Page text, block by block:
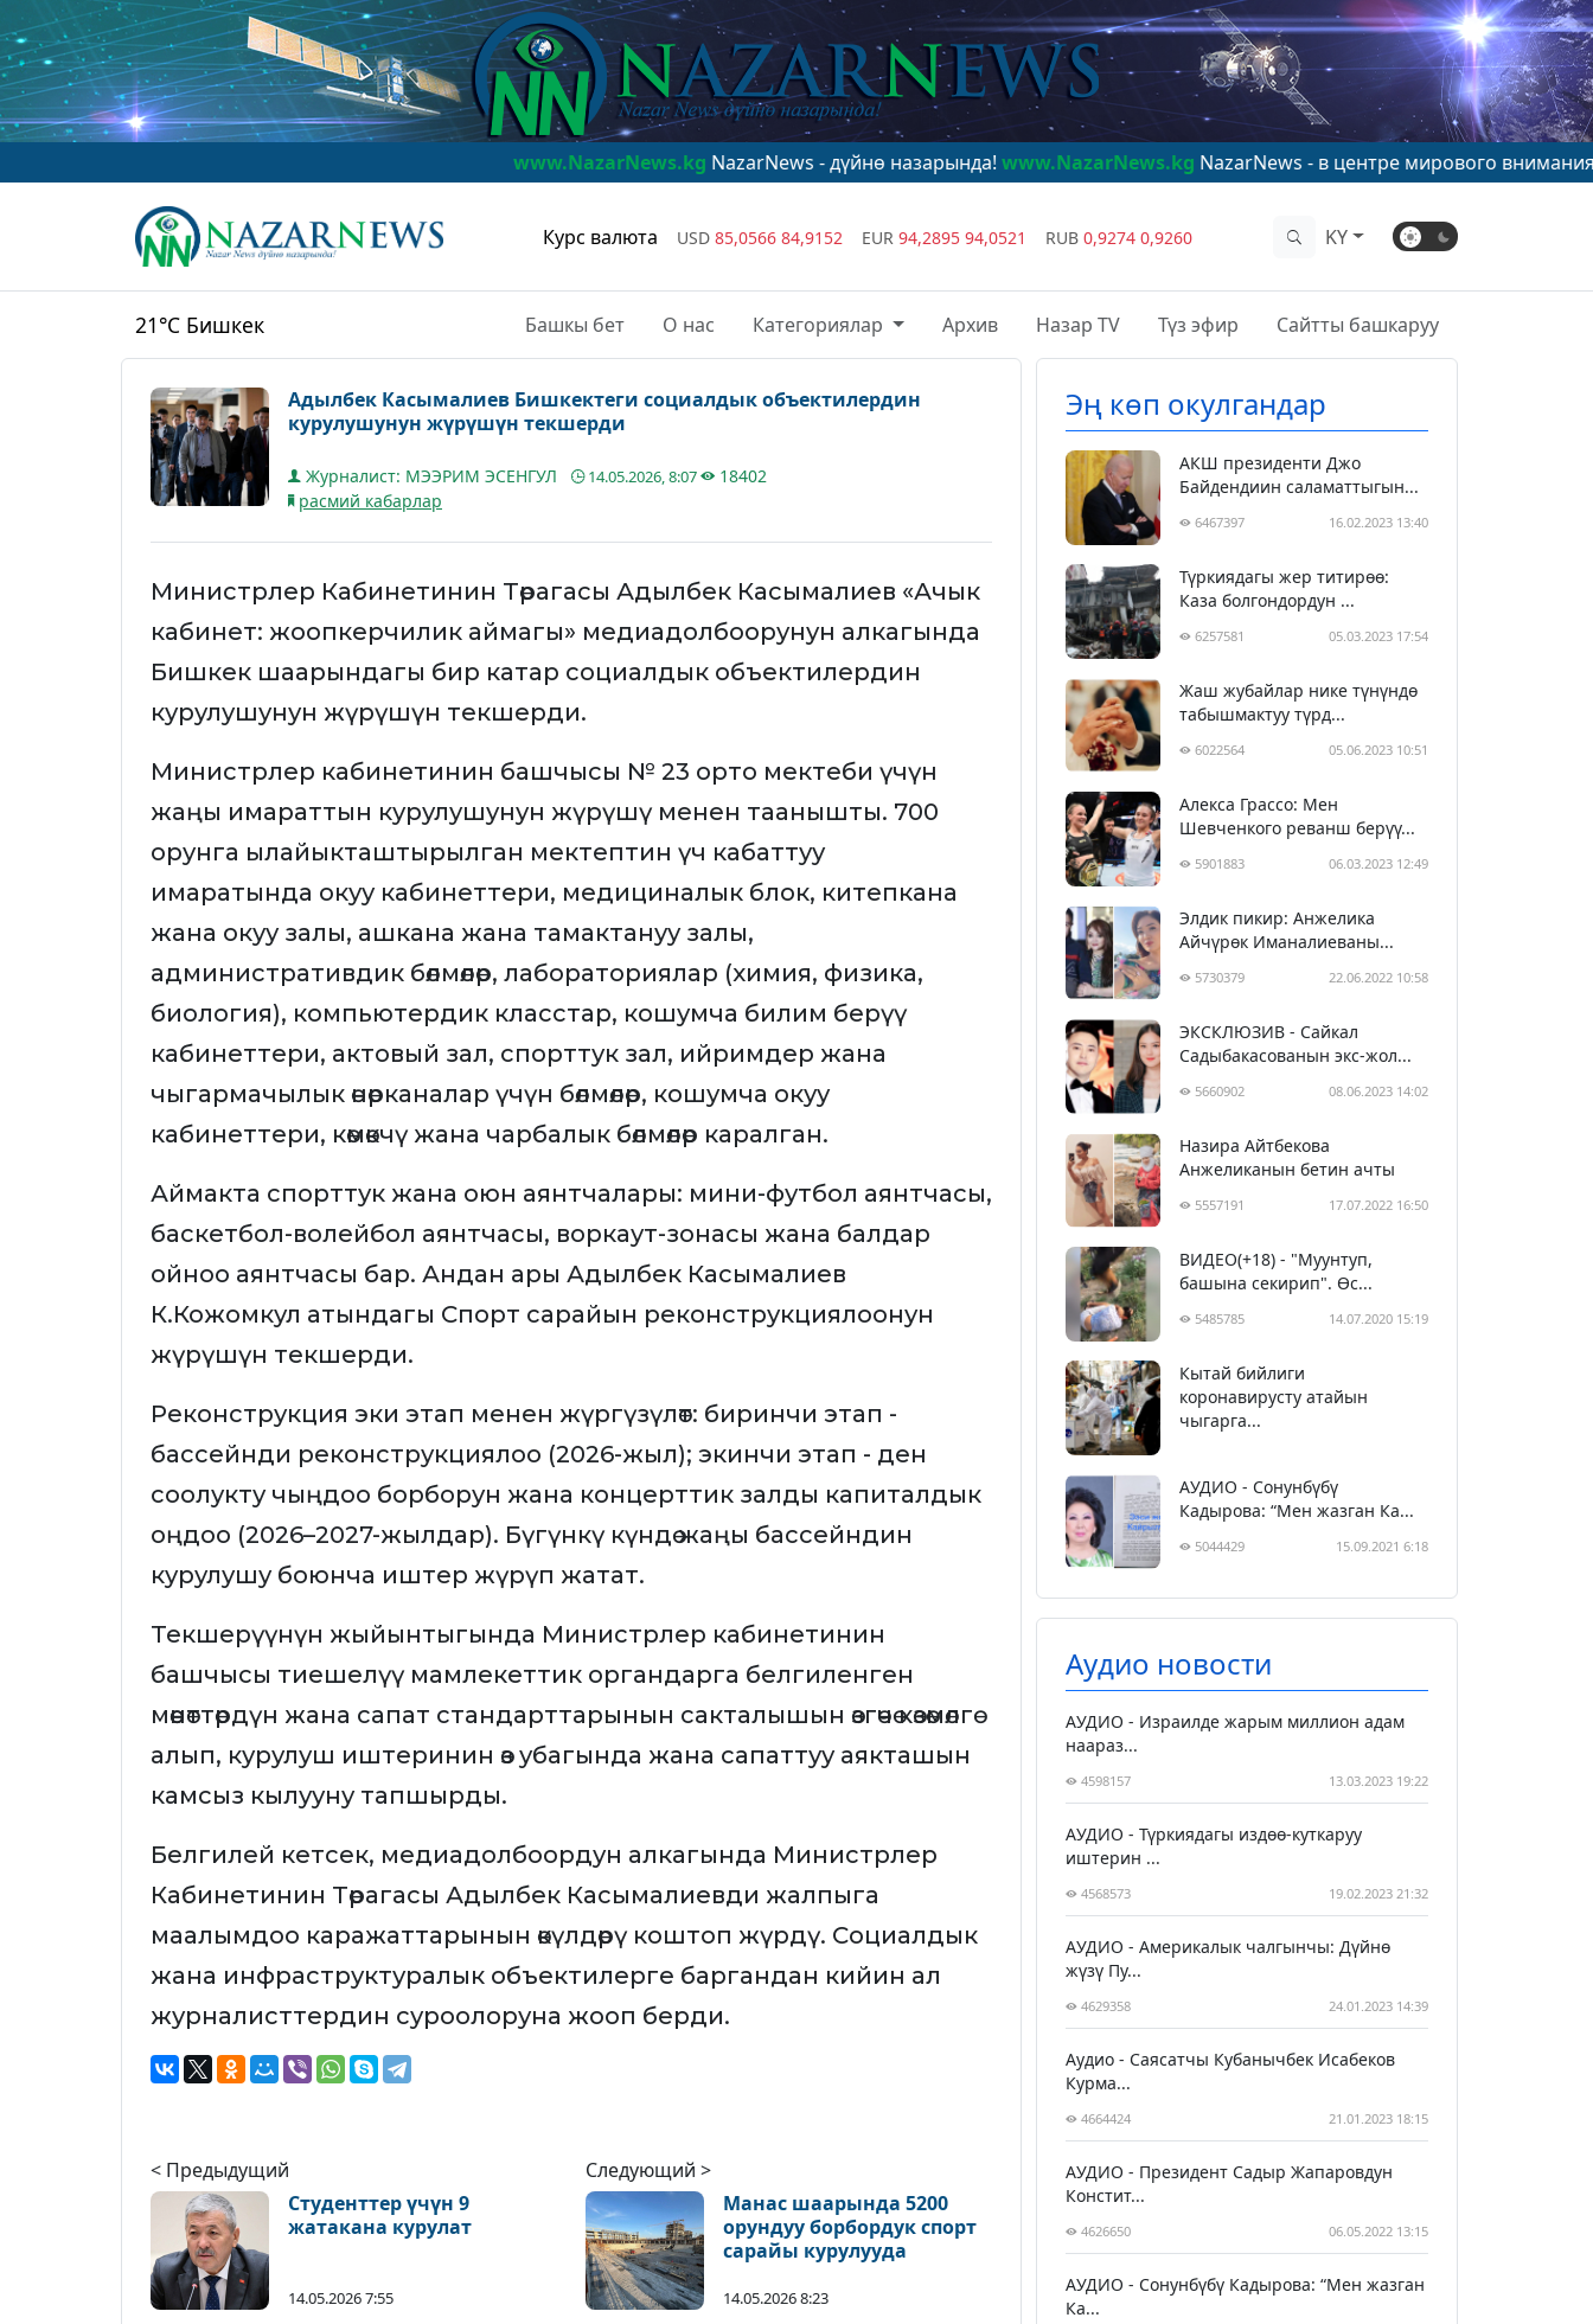
www.NazarNews.kgNazarNews - дүйнө назарында!www.NazarNews.kgNazarNews - в центре мирового внимания!
Курс валюта USD 85,0566 84,9152 EUR 94,2895 94,0521 RUB 0,9274 0,9260 KY
21°C Бишкек Башкы бет О нас Категориялар Архив Назар TV Түз эфир Сайтты башкаруу
Адылбек Касымалиев Бишкектеги социалдык объектилердин
курулушунун жүрүшүн текшерди
Журналист: МЭЭРИМ ЭСЕНГУЛ 14.05.2026, 8:07
18402
расмий кабарлар
Министрлер Кабинетинин Төрагасы Адылбек Касымалиев «Ачык
кабинет: жоопкерчилик аймагы» медиадолбоорунун алкагында
Бишкек шаарындагы бир катар социалдык объектилердин
курулушунун жүрүшүн текшерди.
Министрлер кабинетинин башчысы № 23 орто мектеби үчүн
жаңы имараттын курулушунун жүрүшү менен таанышты. 700
орунга ылайыкташтырылган мектептин үч кабаттуу
имаратында окуу кабинеттери, медициналык блок, китепкана
жана окуу залы, ашкана жана тамактануу залы,
административдик бөлмөлөр, лабораториялар (химия, физика,
биология), компьютердик класстар, кошумча билим берүү
кабинеттери, актовый зал, спорттук зал, ийримдер жана
чыгармачылык өнөрканалар үчүн бөлмөлөр, кошумча окуу
кабинеттери, көмөкчү жана чарбалык бөлмөлөр каралган.
Аймакта спорттук жана оюн аянтчалары: мини-футбол аянтчасы,
баскетбол-волейбол аянтчасы, воркаут-зонасы жана балдар
ойноо аянтчасы бар. Андан ары Адылбек Касымалиев
К.Кожомкул атындагы Спорт сарайын реконструкциялоонун
жүрүшүн текшерди.
Реконструкция эки этап менен жүргүзүлөт: биринчи этап -
бассейнди реконструкциялоо (2026-жыл); экинчи этап - ден
соолукту чыңдоо борборун жана концерттик залды капиталдык
оңдоо (2026–2027-жылдар). Бүгүнкү күндө жаңы бассейндин
курулушу боюнча иштер жүрүп жатат.
Текшерүүнүн жыйынтыгында Министрлер кабинетинин
башчысы тиешелүү мамлекеттик органдарга белгиленген
мөөнөттөрдүн жана сапат стандарттарынын сакталышын өзгөчө көзөмөлгө
алып, курулуш иштеринин өз убагында жана сапаттуу аякташын
камсыз кылууну тапшырды.
Белгилей кетсек, медиадолбоордун алкагында Министрлер
Кабинетинин Төрагасы Адылбек Касымалиевди жалпыга
маалымдоо каражаттарынын өкүлдөрү коштоп жүрдү. Социалдык
жана инфраструктуралык объектилерге баргандан кийин ал
журналисттердин суроолоруна жооп берди.
< Предыдущий
Студенттер үчүн 9
жатакана курулат
14.05.2026 7:55
Следующий >
Манас шаарында 5200
орундуу борбордук спорт
сарайы курулууда
14.05.2026 8:23
Эң көп окулгандар
АКШ президенти Джо
Байдендиин саламаттыгын...
6467397 16.02.2023 13:40
Түркиядагы жер титирөө:
Каза болгондордун ...
6257581 05.03.2023 17:54
Жаш жубайлар нике түнүндө
табышмактуу түрд...
6022564 05.06.2023 10:51
Алекса Грассо: Мен
Шевченкого реванш берүү...
5901883 06.03.2023 12:49
Элдик пикир: Анжелика
Айчүрөк Иманалиеваны...
5730379 22.06.2022 10:58
ЭКСКЛЮЗИВ - Сайкал
Садыбакасованын экс-жол...
5660902 08.06.2023 14:02
Назира Айтбекова
Анжеликанын бетин ачты
5557191 17.07.2022 16:50
ВИДЕО(+18) - "Муунтуп,
башына секирип". Өс...
5485785 14.07.2020 15:19
Кытай бийлиги
коронавирусту атайын
чыгарга...
АУДИО - Сонунбүбү
Кадырова: “Мен жазган Ка...
5044429 15.09.2021 6:18
Аудио новости
АУДИО - Израилде жарым миллион адам
наараз...
4598157 13.03.2023 19:22
АУДИО - Түркиядагы издөө-куткаруу
иштерин ...
4568573 19.02.2023 21:32
АУДИО - Америкалык чалгынчы: Дүйнө
жүзү Пу...
4629358 24.01.2023 14:39
Аудио - Саясатчы Кубанычбек Исабеков
Курма...
4664424 21.01.2023 18:15
АУДИО - Президент Садыр Жапаровдун
Констит...
4626650 06.05.2022 13:15
АУДИО - Сонунбүбү Кадырова: “Мен жазган
Ка...